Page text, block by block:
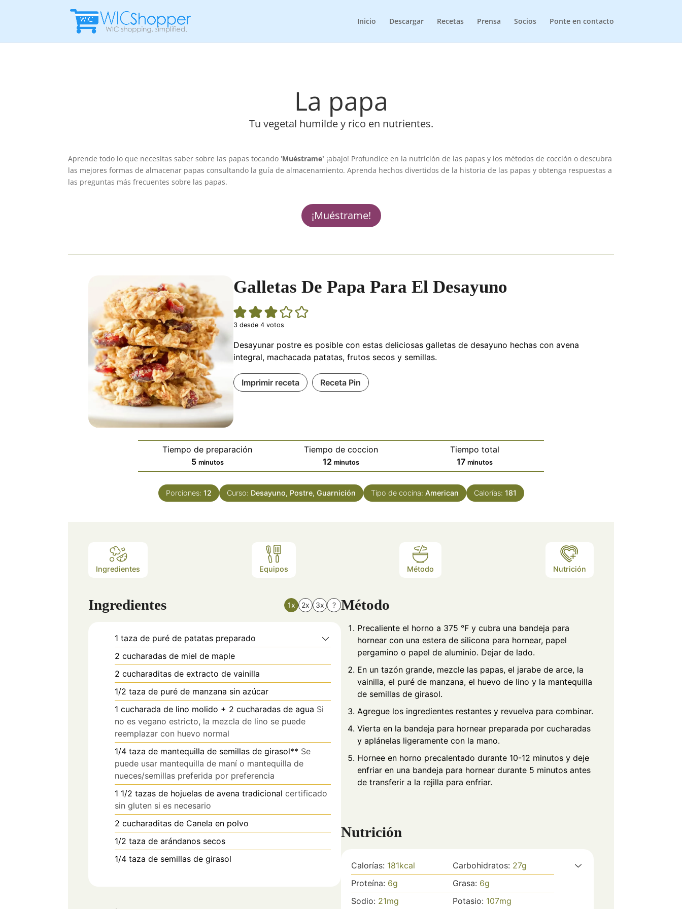
Inicio Descargar Recetas Prensa Socios Ponte en contacto
La papa
Tu vegetal humilde y rico en nutrientes.
Aprende todo lo que necesitas saber sobre las papas tocando 'Muéstrame' ¡abajo! Profundice en la nutrición de las papas y los métodos de cocción o descubra
las mejores formas de almacenar papas consultando la guía de almacenamiento. Aprenda hechos divertidos de la historia de las papas y obtenga respuestas a
las preguntas más frecuentes sobre las papas.
¡Muéstrame!
Galletas De Papa Para El Desayuno
3desde 4votos
Desayunar postre es posible con estas deliciosas galletas de desayuno hechas con avena
integral, machacada patatas, frutos secos y semillas.
Imprimir receta Receta Pin
Tiempo de preparación
5minutos
minutos
Tiempo de coccion
12minutos
minutos
Tiempo total
17minutos
minutos
Porciones: 12 Curso: Desayuno, Postre, Guarnición Tipo de cocina: American Calorías: 181
Ingredientes Equipos Método Nutrición
Ingredientes 1x 2x 3x ?
1 taza de puré de patatas preparado
2 cucharadas de miel de maple
2 cucharaditas de extracto de vainilla
1/2 taza de puré de manzana sin azúcar
1 cucharada de lino molido + 2 cucharadas de agua Si
no es vegano estricto, la mezcla de lino se puede
reemplazar con huevo normal
1/4 taza de mantequilla de semillas de girasol** Se
puede usar mantequilla de maní o mantequilla de
nueces/semillas preferida por preferencia
1 1/2 tazas de hojuelas de avena tradicional certificado
sin gluten si es necesario
2 cucharaditas de Canela en polvo
1/2 taza de arándanos secos
1/4 taza de semillas de girasol
Método
Precaliente el horno a 375 °F y cubra una bandeja para
hornear con una estera de silicona para hornear, papel
pergamino o papel de aluminio. Dejar de lado.
En un tazón grande, mezcle las papas, el jarabe de arce, la
vainilla, el puré de manzana, el huevo de lino y la mantequilla
de semillas de girasol.
Agregue los ingredientes restantes y revuelva para combinar.
Vierta en la bandeja para hornear preparada por cucharadas
y aplánelas ligeramente con la mano.
Hornee en horno precalentado durante 10-12 minutos y deje
enfriar en una bandeja para hornear durante 5 minutos antes
de transferir a la rejilla para enfriar.
Nutrición
Calorías: 181kcal Carbohidratos: 27g
Proteína: 6g Grasa: 6g
Sodio: 21mg Potasio: 107mg